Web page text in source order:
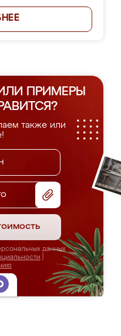
ПРИМЕРЫ
также или
данных